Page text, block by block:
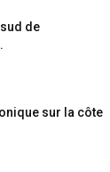
de
sur la côte